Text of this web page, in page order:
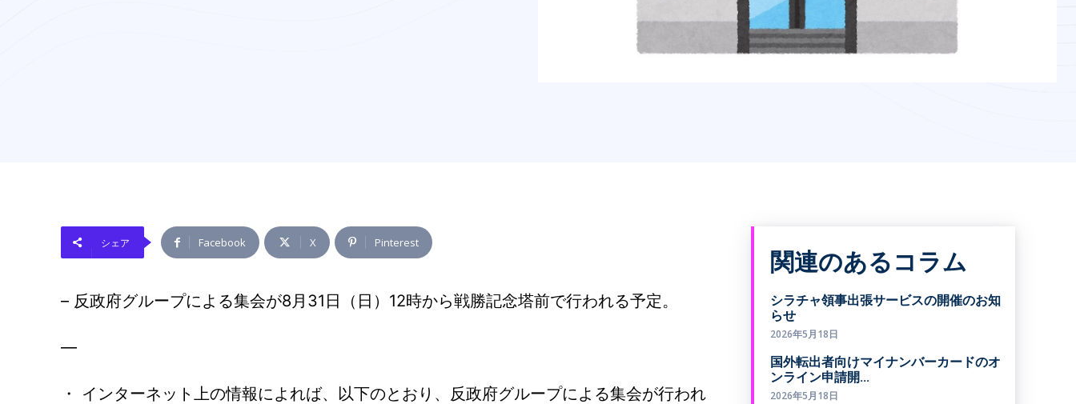
シェア Facebook X Pinterest
– 反政府グループによる集会が8月31日（日）12時から戦勝記念塔前で行われる予定。
—
・ インターネット上の情報によれば、以下のとおり、反政府グループによる集会が行われ
関連のあるコラム
シラチャ領事出張サービスの開催のお知
らせ
2026年5月18日
国外転出者向けマイナンバーカードのオ
ンライン申請開...
2026年5月18日